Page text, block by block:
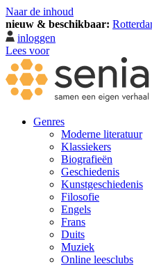
Naar de inhoud
nieuw & beschikbaar:
inloggen
Lees voor
Genres
Moderne literatuur
Klassiekers
Biografieën
Geschiedenis
Kunst­geschiedenis
Filosofie
Engels
Frans
Duits
Muziek
Online leesclubs